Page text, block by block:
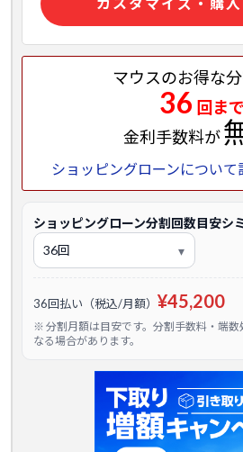
マウスのお得な
36 回まで
金利手数料が
ショッピングローンについ
ショッピングローン分割回数目安シ
36回払い（税込/月額） ¥45,200
※ 分割月額は目安です。分割手数料・端
なる場合があります。